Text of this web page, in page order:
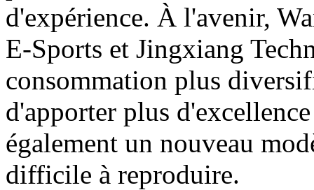
d'expérience. À l'avenir,
E-Sports et Jingxiang
consommation plus
d'apporter plus
également un nouveau
difficile à reproduire.